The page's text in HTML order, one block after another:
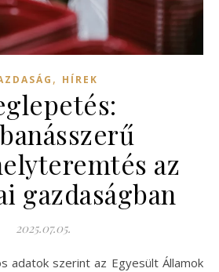
, HÍREK
az
gazdaságban
2025.07.05.